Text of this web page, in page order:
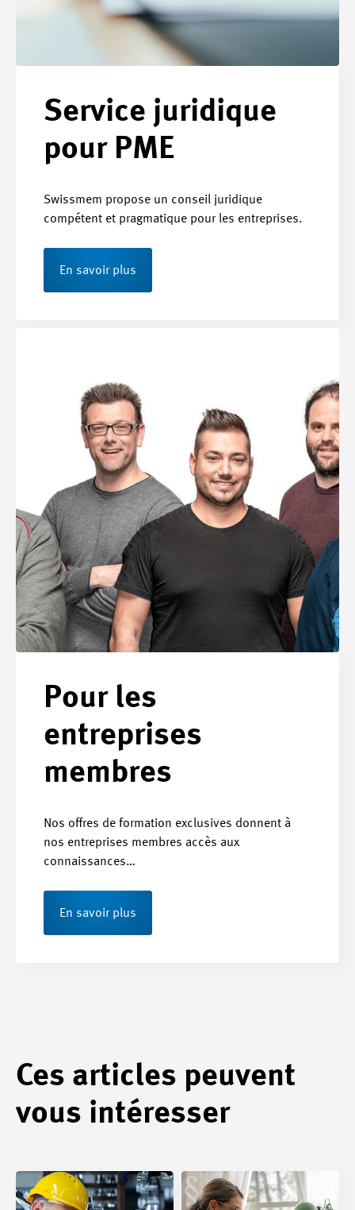
Service juridique
pour PME
Swissmem propose un conseil juridique
compétent et pragmatique pour les entreprises.
En savoir plus
Pour les
entreprises
membres
Nos offres de formation exclusives donnent à
nos entreprises membres accès aux
connaissances…
En savoir plus
Ces articles peuvent
vous intéresser